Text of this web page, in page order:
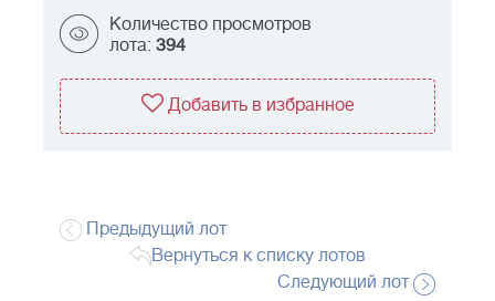
Количество просмотров
лота: 394
Добавить в избранное
Предыдущий лот
Вернуться к списку лотов
Следующий лот